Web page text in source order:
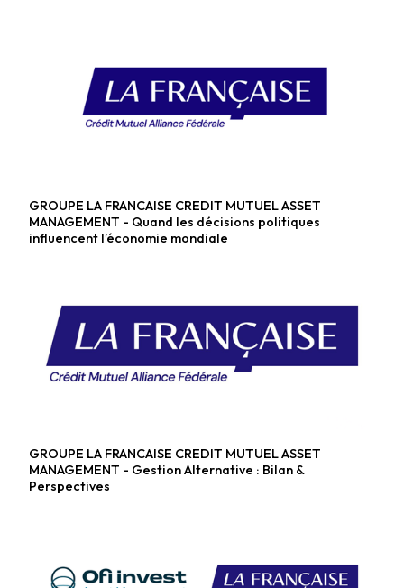
Fonds diversifiés
GROUPE LA FRANCAISE CREDIT MUTUEL ASSET
MANAGEMENT - Quand les décisions politiques
influencent l’économie mondiale
Fonds alternatifs
GROUPE LA FRANCAISE CREDIT MUTUEL ASSET
MANAGEMENT - Gestion Alternative : Bilan &
Perspectives